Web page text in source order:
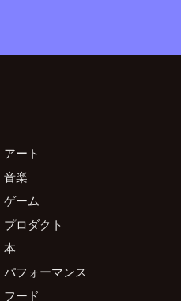
アート
音楽
ゲーム
プロダクト
本
パフォーマンス
フード